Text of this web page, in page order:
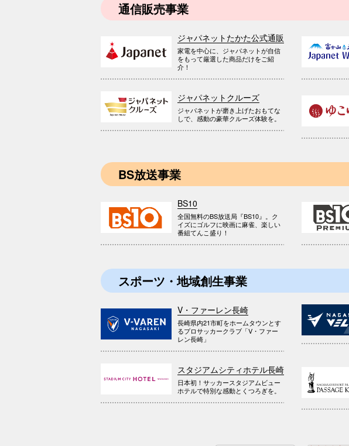
通信販売事業
ジャパネットたかた公式通販
家電を中心に、ジャパネットが自信
をもって厳選した商品だけをご紹
介！
ジャパネットクルーズ
ジャパネットが磨き上げたおもてな
しで、感動の豪華クルーズ体験を。
BS放送事業
BS10
全国無料のBS放送局『BS10』。ク
イズにゴルフに映画に麻雀、楽しい
番組てんこ盛り！
スポーツ・地域創生事業
V・ファーレン長崎
長崎県内21市町をホームタウンとす
るプロサッカークラブ「V・ファー
レン長崎」
スタジアムシティホテル長崎
日本初！サッカースタジアムビュー
ホテルで特別な感動とくつろぎを。